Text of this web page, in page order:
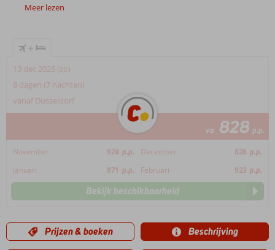
Meer lezen
+
13 dec 2026 (zo)
8 dagen (7 nachten)
vanaf Düsseldorf
va 828 p.p.
November 924 p.p. December 828 p.p.
Januari
871 p.p. Februari 923 p.p.
Bekijk beschikbaarheid
Prijzen & boeken Beschrijving